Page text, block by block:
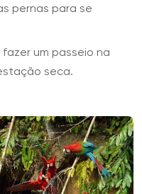
pernas para se
um passeio na
seca.